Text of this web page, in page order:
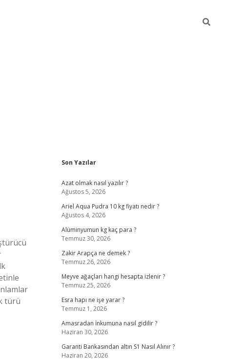
türü
Sidebar
Son Yazılar
Azat olmak nasıl yazılır ?
Ağustos 5, 2026
Ariel Aqua Pudra 10 kg fiyatı nedir ?
Ağustos 4, 2026
Alüminyumun kg kaç para ?
Temmuz 30, 2026
Zakir Arapça ne demek ?
Temmuz 26, 2026
Meyve ağaçları hangi hesapta izlenir ?
Temmuz 25, 2026
Esra hapı ne işe yarar ?
Temmuz 1, 2026
Amasradan İnkumuna nasıl gidilir ?
Haziran 30, 2026
Garanti Bankasından altın S1 Nasıl Alınır ?
Haziran 20, 2026
elexbet giriş